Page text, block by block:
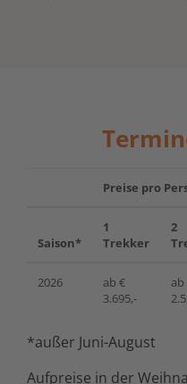
Preise pro
Saison*
1
Trekker
2
2026
ab €
3.695,-
ab
*außer Juni-August
Aufpreise in der